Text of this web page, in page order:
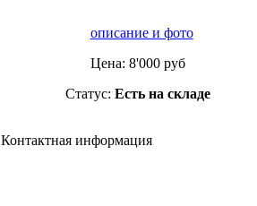
описание и фото
Цена: 8'000руб
Статус: Есть на складе
Контактная информация